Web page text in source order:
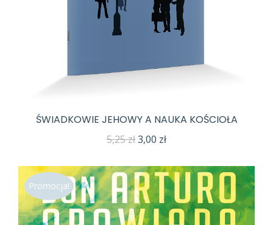
ŚWIADKOWIE JEHOWY A NAUKA KOŚCIOŁA
5,25złPierwotna
wynosiła:
5,25 zł.
3,00 złAktualna
wynosi:
3,00 zł.
Promocja!